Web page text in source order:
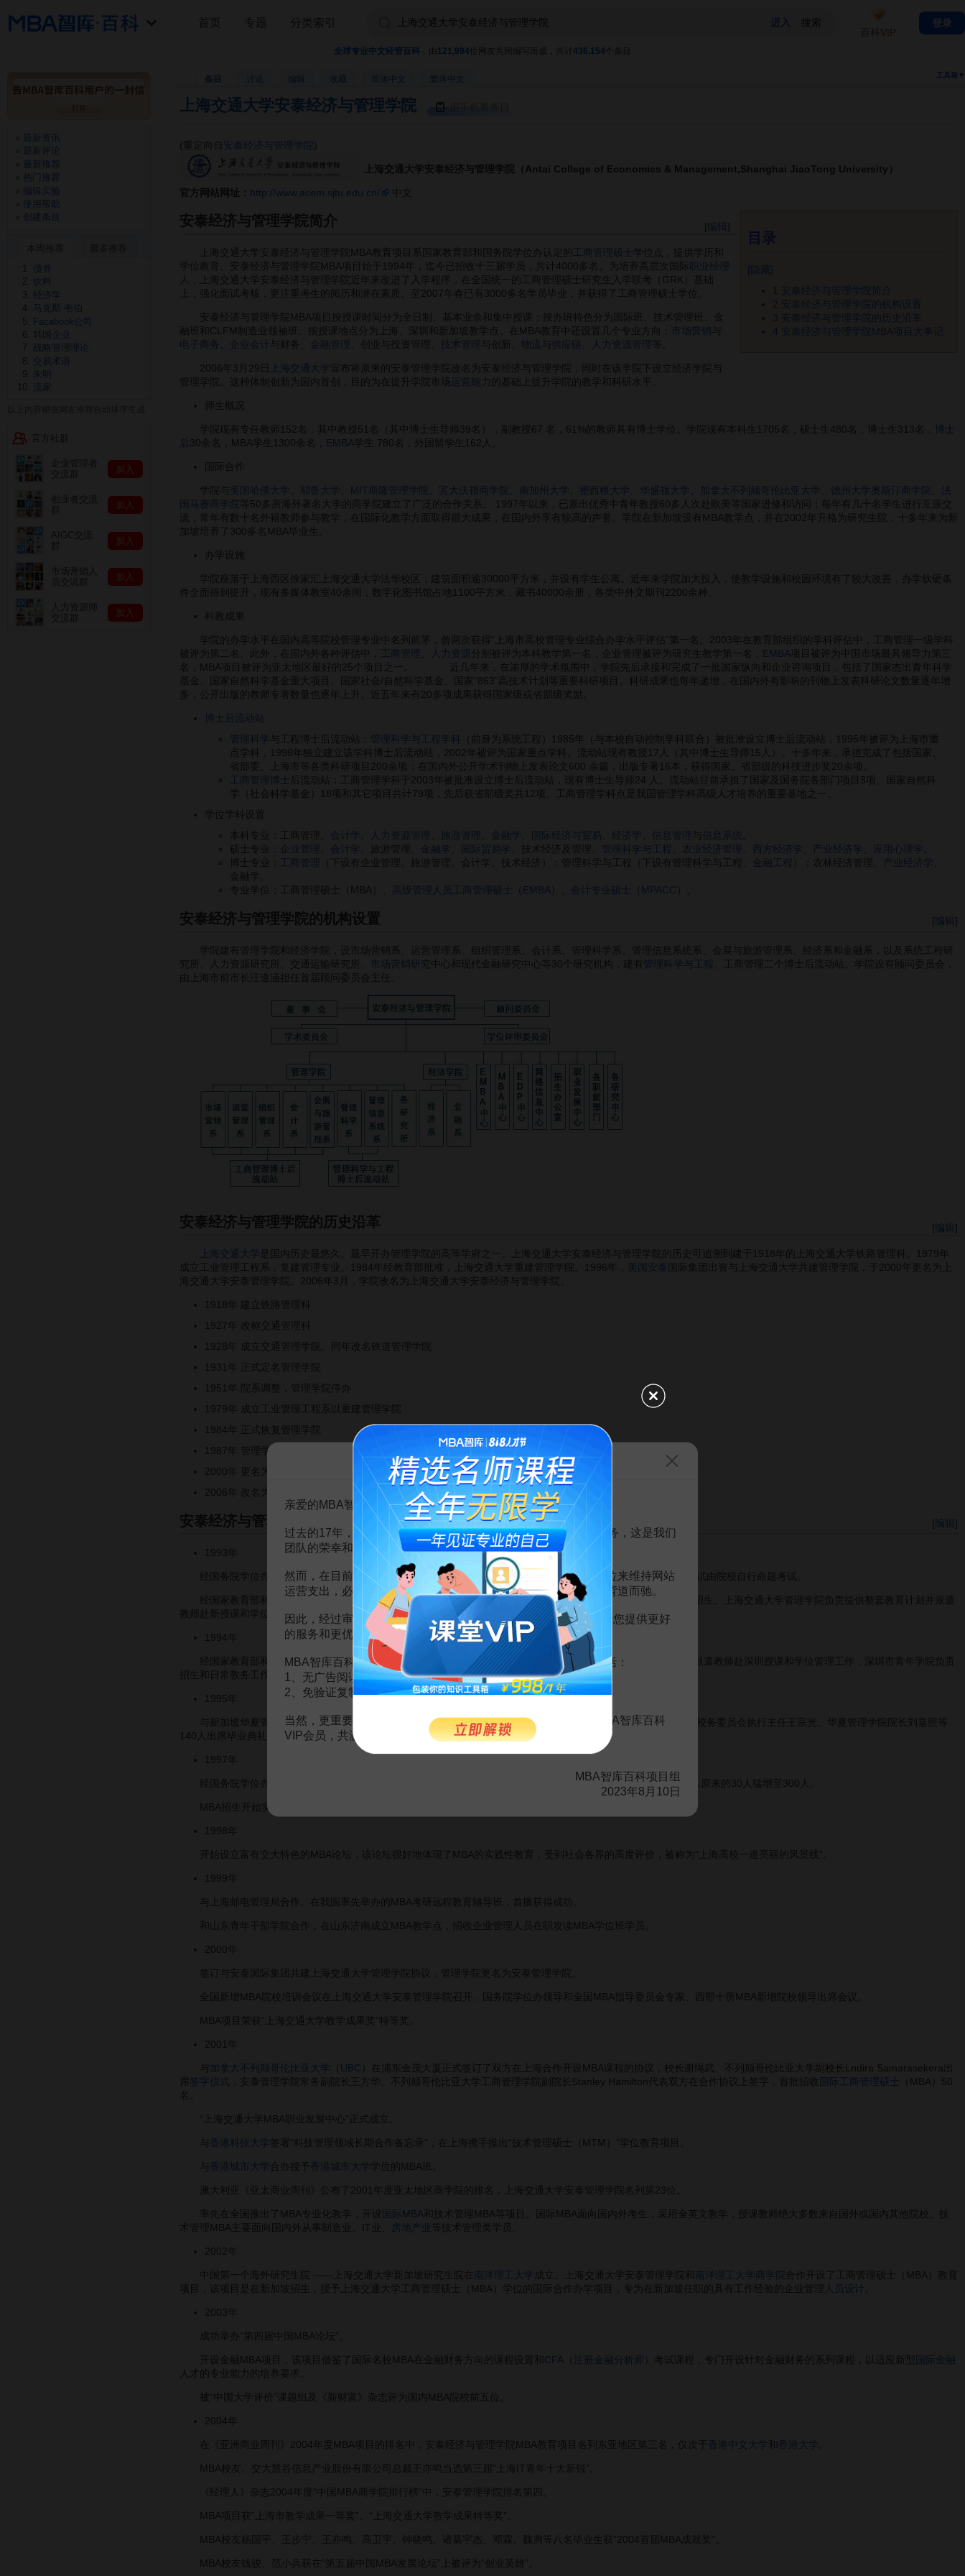
全球专业中文经管百科 121,994 位网友共同编写而成，共计 436,154 个条目
条目 收藏 工具箱▼
上海交通大学安泰经济与管理学院
(重定向自 安泰经济与管理学院
上海交通大学安泰经济与管理学院（Antai College of Economics & Management,Shanghai JiaoTong University）
官方网站网址： http://www.acem.sjtu.edu.cn/ 中文
1 安泰经济与管理学院简介
2 安泰经济与管理学院的机构设置
3 安泰经济与管理学院的历史沿革
4 安泰经济与管理学院MBA项目大事记
[编辑
安泰经济与管理学院简介
上海交通大学安泰经济与管理学院MBA教育项目系国家教育部和国务院学位办认定的 工商管理硕士
学位点，提供学历和
学位教育。安泰经济与管理学院MBA项目始于1994年，迄今已招收十三届学员，共计4000多名。为培养高层次国际
职业经理
人
，上海交通大学安泰经济与管理学院近年来改进了入学程序，在全国统一的工商管理硕士研究生入学联考（GRK）基础
上，强化面试考核，更注重考生的阅历和潜在素质。至2007年春已有3000多名学员毕业，并获得了工商管理硕士学位。
安泰经济与管理学院MBA项目按授课时间分为全日制、基本业余和集中授课；按办班特色分为国际班、技术管理班、金
融班和CLFM制造业领袖班。按授课地点分为上海、深圳和新加坡教学点。在MBA教育中还设置几个专业方向：
市场营销
与
电子商务
企业会计 与财务、 金融管理 、创业与投资管理、 技术管理 与创新、 物流 与 供应链 人力资源管理
2006年3月29日 上海交通大学 宣布将原来的安泰管理学院改名为安泰经济与管理学院，同时在该学院下设立经济学院与
管理学院。这种体制创新为国内首创，目的为在提升学院市场运营能力的基础上提升学院的教学和科研水平。
师生概况
学院现有专任教师152名，其中教授51名（其中博士生导师39名），副教授67 名，61%的教师具有博士学位。学院现有本科生1705名，硕士生480名，博士生313名，
博士
后30余名，MBA学生1300余名， EMBA 学生 780名，外国留学生162人。
国际合作
学院与 美国哈佛大学 耶鲁大学 MIT斯隆管理学院 宾大沃顿商学院 南加州大学 密西根大学 华盛顿大学 加拿大不列颠哥伦比亚大学 德州大学奥斯汀商学院
法
国马赛商学院 等50多所海外著名大学的商学院建立了广泛的合作关系。 1997年以来，已派出优秀中青年教授60多人次赴欧美等国家进修和访问；每年有几十名学生进行互派交
流，常年有数十名外籍教师参与教学，在国际化教学方面取得很大成果，在国内外享有较高的声誉。学院在新加坡设有MBA教学点，并在2002年升格为研究生院，十多年来为新
加坡培养了300多名MBA毕业生。
办学设施
学院座落于上海西区徐家汇上海交通大学法华校区，建筑面积逾30000平方米，并设有学生公寓。近年来学院加大投入，使教学设施和校园环境有了较大改善，办学软硬条
件全面得到提升，现有多媒体教室40余间，数字化图书馆占地1100平方米，藏书40000余册，各类中外文期刊2200余种。
科教成果
学院的办学水平在国内高等院校管理专业中名列前茅，曾两次获得“上海市高校管理专业综合办学水平评估”第一名。2003年在教育部组织的学科评估中，工商管理一级学科
被评为第二名。此外，在国内外各种评估中，
工商管理 人力资源 分别被评为本科教学第一名，企业管理被评为研究生教学第一名， EMBA 项目被评为中国市场最具领导力第三
名，MBA项目被评为亚太地区最好的25个项目之一。 近几年来，在浓厚的学术氛围中，学院先后承接和完成了一批国家纵向和企业咨询项目，包括了国家杰出青年科学
基金、国家自然科学基金重大项目、国家社会/自然科学基金、国家“863”高技术计划等重要科研项目。科研成果也每年递增，在国内外有影响的刊物上发表科研论文数量逐年增
多，公开出版的教师专著数量也逐年上升。近五年来有20多项成果获得国家级或省部级奖励。
博士后流动站
管理科学 与工程博士后流动站： 管理科学与工程学科
（前身为系统工程）1985年（与本校自动控制学科联合）被批准设立博士后流动站，1995年被评为上海市重
点学科，1998年独立建立该学科博士后流动站，2002年被评为国家重点学科。流动站现有教授17人（其中博士生导师15人）。十多年来，承担完成了包括国家、
省部委、上海市等各类科研项目200余项；在国内外公开学术刊物上发表论文600 余篇，出版专著16本；获得国家、省部级的科技进步奖20余项。
工商管理博士
后流动站：工商管理学科于2003年被批准设立博士后流动站，现有博士生导师24 人。流动站目前承担了国家及国务院各部门项目3项、国家自然科
学（社会科学基金）18项和其它项目共计79项，先后获省部级奖共12项。工商管理学科点是我国管理学科高级人才培养的重要基地之一。
学位学科设置
本科专业：工商管理、
会计学 人力资源管理 旅游管理 金融学 国际经济与贸易 经济学 信息管理 与信息系统
硕士专业：
企业管理 会计学 、旅游管理、 金融学 国际贸易学 、技术经济及管理、 管理科学与工程 农业经济管理 西方经济学 产业经济学 应用心理学
博士专业：
工商管理 （下设有企业管理、旅游管理、会计学、技术经济）；管理科学与工程（下设有管理科学与工程、 金融工程 ）；农林经济管理、 产业经济学
金融学。
专业学位：工商管理硕士（MBA）、
高级管理人员工商管理硕士 EMBA 会计专业硕士 MPACC
[编辑
安泰经济与管理学院的机构设置
学院建有管理学院和经济学院，设市场营销系、运营管理系、组织管理系、会计系、管理科学系、管理信息系统系、会展与旅游管理系、经济系和金融系，以及系统工程研
究所、人力资源研究所、交通运输研究所、
市场营销研究 中心和现代金融研究中心等30个研究机构，建有 管理科学与工程
、工商管理二个博士后流动站。学院设有顾问委员会，
由上海市前市长汪道涵担任首届顾问委员会主任。
[编辑
安泰经济与管理学院的历史沿革
上海交通大学 是国内历史最悠久、最早开办管理学院的高等学府之一。上海交通大学安泰经济与管理学院的历史可追溯到建于1918年的上海交通大学铁路管理科。1979年
成立工业管理工程系，复建管理专业。1984年经教育部批准，上海交通大学重建管理学院。1996年，
美国安泰 国际集团出资与上海交通大学共建管理学院，于2000年更名为上
海交通大学安泰管理学院。2006年3月，学院改名为上海交通大学安泰经济与管理学院。
1918年 建立铁路管理科
1927年 改称交通管理科
1928年 成立交通管理学院。同年改名铁道管理学院
1931年 正式定名管理学院
1951年 院系调整，管理学院停办
1979年 成立工业管理工程系以重建管理学院
1984年 正式恢复管理学院
1987年 管理学院迁址法华校区
2000年 更名为安泰管理学院
2006年 改名为安泰经济与管理学院
[编辑
安泰经济与管理学院MBA项目大事记
1993年
经国务院学位办批准，上海交通大学管理学院成为全国26所MBA教育试点院校之一，开始试办MBA项目，入学考试 由院校自行命题考试。
经国家教育部和学校同意，在新加坡设立MBA硕士点，与新加坡华夏管理学院合作办班，在亚洲以及全球范围内招生。上海交通大学管理学院负责提供整套教育计划并派遣
教师赴新授课和学位管理工作，华夏管理学院负责招生和日常教务工作。
1994年
经国家教育部和学校同意，在深圳市青年学院设立MBA硕士点，上海交通大学管理学院负责提供整套教育计划并派遣教师赴深圳授课和学位管理工作，深圳市青年学院负责
招生和日常教务工作。
1995年
与新加坡华夏管理学院联合举办的MBA班24名学员获得MBA硕士学位。中国驻新加坡大使傅学章、上海交通大学校务委员会执行主任王宗光、华夏管理学院院长刘嘉照等
140人出席毕业典礼和学位授予仪式。
1997年
经国务院学位办批准，开办主要面向国有大中型企业管理干部的“ 在职攻读MBA学位班”，招生人数从原来的30人猛增至300人。
MBA招生开始实行全国联考制度，入学时采用“GRK方案”，被称为
1998年
开始设立富有交大特色的MBA论坛，该论坛很好地体现了MBA的实践性教育，受到社会各界的高度评价，被称为“上海高校一道亮丽的风景线”。
1999年
与上海邮电管理局合作、在我国率先举办的MBA考研远程教育辅导班，首播获得成功。
和山东青年干部学院合作，在山东济南成立MBA教学点，招收企业管理人员在职攻读MBA学位班学员。
2000年
签订与安泰国际集团共建上海交通大学管理学院协议，管理学院更名为安泰管理学院。
全国新增MBA院校培训会议在上海交通大学安泰管理学院召开，国务院学位办领导和全国MBA指导委员会专家、西部十所MBA新增院校领导出席会议。
MBA项目荣获“上海交通大学教学成果奖”特等奖。
2001年
加拿大不列颠哥伦比亚大学 UBC
）在浦东金茂大厦正式签订了双方在上海合作开设MBA课程的协议，校长谢绳武、不列颠哥伦比亚大学副校长Lndira Samarasekera出
签字仪式 ，安泰管理学院常务副院长王方华、不列颠哥伦比亚大学工商管理学院副院长Stanley Hamilton代表双方在合作协议上签字，首批招收 国际工商管理硕士
（MBA）50
名。
“上海交通大学MBA职业发展中心”正式成立。
香港科技大学 签署“科技管理领域长期合作备忘录”，在上海携手推出“技术管理硕士（MTM）”学位教育项目。
香港城市大学合办授予 香港城市大学 学位的MBA班。
澳大利亚《亚太商业周刊》公布了2001年度亚太地区商学院的排名，上海交通大学安泰管理学院名列第23位。
率先在全国推出了MBA专业化教学，开设 国际MBA 和技术管理MBA等项目。国际MBA面向国内外考生，采用全英文教学，授课教师绝大多数来自国外或国内其他院校。技
术管理MBA主要面向国内外从事制造业、IT业、
房地产业 等技术管理类学员。
2002年
中国第一个海外研究生院 ——上海交通大学新加坡研究生院在 南洋理工大学 成立。上海交通大学安泰管理学院和 南洋理工大学商学院合作开设了工商管理硕士（MBA）教育
项目，该项目是在新加坡招生，授予上海交通大学工商管理硕士（MBA）学位的国际合作办学项目，专为在新加坡任职的具有工作经验的企业管理
人员设计
2003年
成功举办“第四届中国MBA论坛”。
开设金融MBA项目，该项目借鉴了国际名校MBA在金融财务方向的课程设置和 CFA 注册金融分析师 ）考试课程，专门开设针对金融财务的系列课程，以适应新型
国际金融
人才的专业能力的培养要求。
被“中国大学评价”课题组及《新财富》杂志评为国内MBA院校前五位。
2004年
在《亚洲商业周刊》2004年度MBA项目的排名中，安泰经济与管理学院MBA教育项目名列东亚地区第三名，仅次于 香港中文大学 和 香港大学
MBA校友、交大慧谷信息产业股份有限公司总裁王亦鸣当选第三届"上海IT青年十大新锐"。
《经理人》杂志2004年度“中国MBA商学院排行榜”中，安泰管理学院排名第四。
MBA项目获“上海市教学成果一等奖”、“上海交通大学教学成果特等奖”。
MBA校友杨国平、王步宁、王亦鸣、高卫宇、钟晓鸣、诸葛宇杰、邓霖、魏冽等八名毕业生获“2004首届MBA成就奖”。
MBA校友钱骏、范小兵获在“第五届中国MBA发展论坛”上被评为“创业英雄”。
首页 专题 分类索引
百科VIP
登录
最新资讯
最新评论
最新推荐
热门推荐
编辑实验
使用帮助
创建条目
债券
饮料
经济学
马克斯·韦伯
Facebook公司
韩国企业
战略管理理论
交易术语
朱明
流家
加入
加入
加入
加入
加入
告MBA智库百科用户的一封信
亲爱的MBA智库百科用户：
过去的17年，百科频道一直以免费公益的形式为大家提供知识服务，这是我们
团队的荣幸和骄傲。
然而，在目前越来越严峻的经营挑战下，单纯依靠不断增加广告位来维持网站
运营支出，必然会越来越影响您的使用体验，这也与我们的初衷背道而驰。
因此，经过审慎地考虑，我们决定推出VIP会员收费制度，以便为您提供更好
的服务和更优质的内容。
MBA智库百科VIP会员（9.9元 / 年， 点击开通 ），您的权益将包括：
1、无广告阅读；
2、免验证复制。
当然，更重要的是长期以来您对百科频道的支持。诚邀您加入MBA智库百科
VIP会员，共渡难关，共同见证彼此的成长和进步！
MBA智库百科项目组
2023年8月10日